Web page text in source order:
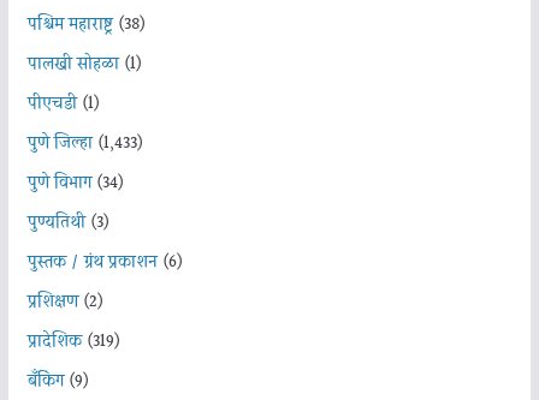
पश्चिम महाराष्ट्र(38)
पालखी सोहळा(1)
पीएचडी(1)
पुणे जिल्हा(1,433)
पुणे विभाग(34)
पुण्यतिथी(3)
पुस्तक / ग्रंथ प्रकाशन(6)
प्रशिक्षण(2)
प्रादेशिक(319)
बँकिंग(9)